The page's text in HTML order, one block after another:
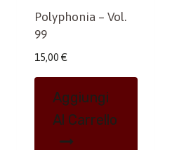
Polyphonia – Vol.
99
15,00 €
Aggiungi
Al Carrello